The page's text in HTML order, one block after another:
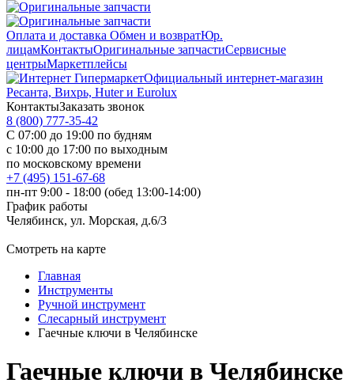
Оплата и доставка Обмен и возвратЮр.
лицамКонтактыОригинальные запчастиСервисные
центрыМаркетплейсы
Официальный интернет-магазин
Ресанта, Вихрь, Huter и Eurolux
КонтактыЗаказать звонок
8 (800) 777-35-42
С 07:00 до 19:00 по будням
с 10:00 до 17:00 по выходным
по московскому времени
+7 (495) 151-67-68
пн-пт 9:00 - 18:00 (обед 13:00-14:00)
График работы
Челябинск, ул. Морская, д.6/3
Смотреть на карте
Главная
Инструменты
Ручной инструмент
Слесарный инструмент
Гаечные ключи в Челябинске
Гаечные ключи в Челябинске